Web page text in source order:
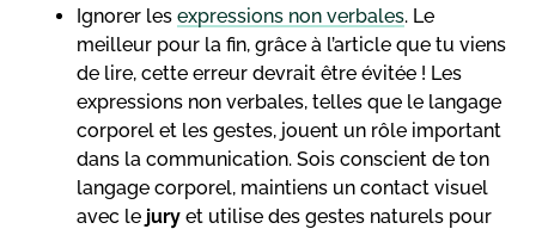
Ignorer les expressions non verbales. Le
meilleur pour la fin, grâce à l’article que tu viens
de lire, cette erreur devrait être évitée ! Les
expressions non verbales, telles que le langage
corporel et les gestes, jouent un rôle important
dans la communication. Sois conscient de ton
langage corporel, maintiens un contact visuel
avec le jury et utilise des gestes naturels pour